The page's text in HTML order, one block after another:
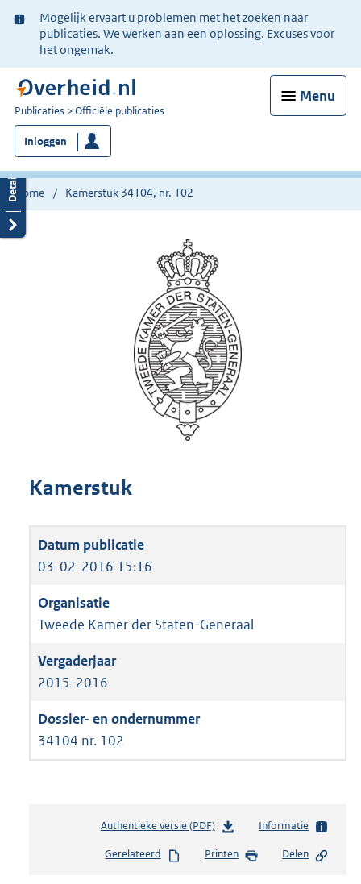
Ter
informatie:
Mogelijk ervaart u problemen met het zoeken naar
publicaties. We werken aan een oplossing. Excuses voor
het ongemak.
Menu
U
bent
nu
hier:
Publicaties Officiële publicaties
Inloggen
Home Kamerstuk 34104, nr. 102
Kamerstuk
03-02-2016 15:16
Tweede Kamer der Staten-Generaal
2015-2016
34104 nr. 102
Authentieke versie (PDF)b
s
Informatie
Gerelateerd Printen Delen